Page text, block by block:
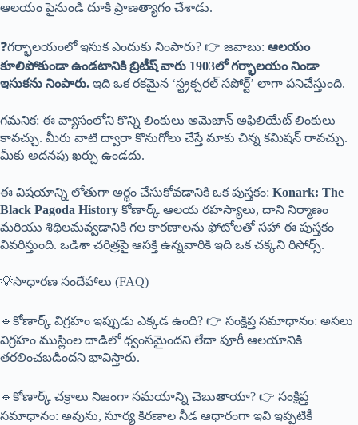
ఆలయం పైనుండి దూకి ప్రాణత్యాగం చేశాడు.
❓గర్భాలయంలో ఇసుక ఎందుకు నింపారు? 👉 జవాబు: ఆలయం
కూలిపోకుండా ఉండటానికి బ్రిటీష్ వారు 1903లో గర్భాలయం నిండా
ఇసుకను నింపారు. ఇది ఒక రకమైన ‘స్ట్రక్చరల్ సపోర్ట్’ లాగా పనిచేస్తుంది.
గమనిక: ఈ వ్యాసంలోని కొన్ని లింకులు అమెజాన్ అఫిలియేట్ లింకులు
కావచ్చు. మీరు వాటి ద్వారా కొనుగోలు చేస్తే మాకు చిన్న కమిషన్ రావచ్చు.
మీకు అదనపు ఖర్చు ఉండదు.
ఈ విషయాన్ని లోతుగా అర్థం చేసుకోవడానికి ఒక పుస్తకం: Konark: The
Black Pagoda History కోణార్క్ ఆలయ రహస్యాలు, దాని నిర్మాణం
మరియు శిథిలమవ్వడానికి గల కారణాలను ఫోటోలతో సహా ఈ పుస్తకం
వివరిస్తుంది. ఒడిశా చరిత్రపై ఆసక్తి ఉన్నవారికి ఇది ఒక చక్కని రిసోర్స్.
💡సాధారణ సందేహాలు (FAQ)
🔹కోణార్క్ విగ్రహం ఇప్పుడు ఎక్కడ ఉంది? 👉 సంక్షిప్త సమాధానం: అసలు
విగ్రహం ముస్లింల దాడిలో ధ్వంసమైందని లేదా పూరీ ఆలయానికి
తరలించబడిందని భావిస్తారు.
🔹కోణార్క్ చక్రాలు నిజంగా సమయాన్ని చెబుతాయా? 👉 సంక్షిప్త
సమాధానం: అవును, సూర్య కిరణాల నీడ ఆధారంగా ఇవి ఇప్పటికీ